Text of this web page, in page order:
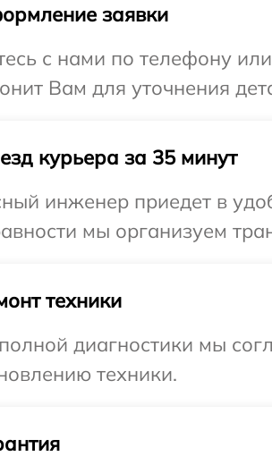
заявки
с нами по телефону
Вам для уточнения
курьера за 35 минут
инженер приедет в
мы организуем
техники
диагностики мы
техники.